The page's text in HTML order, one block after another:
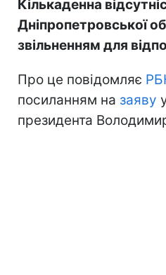
Кількаденна
Дніпропетровської
звільненням для
Про це повідомляє
посиланням на заяву
президента